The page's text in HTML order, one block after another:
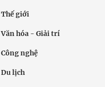
Thế giới
Văn hóa - Giải trí
Công nghệ
Du lịch